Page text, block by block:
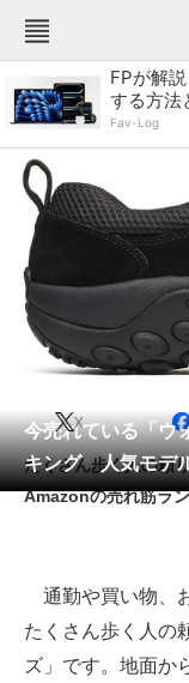
Fav-Logカテゴリ
TOP
インテリア・収納
カメラ
キッチン用品
コンテンツ・サービス
スポーツ・レジャー
ペット
工具・DIY
釣り具・釣り用品
FPが解
する方法
Fav-Log
今売れている「ウ
キング 人気モデ
X
たくさん歩く人の頼
Amazonの売れ筋ラ
通勤や買い物、
たくさん歩く人の
ズ」です。地面か